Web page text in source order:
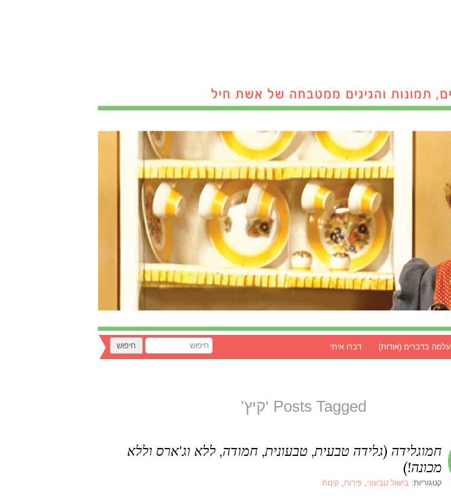
עלמה בדברים (אודות) דברו איתי
Posts Tagged ‘קיץ’
חמוגלידה (גלידה טבעית, טבעונית, חמודה, ללא וג'ארס וללא
מכונה!)
קטגוריות: בישול טבעוני, פירות, קינוח